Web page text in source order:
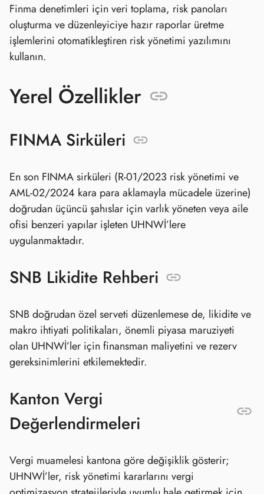
Finma denetimleri için veri toplama, risk panoları
oluşturma ve düzenleyiciye hazır raporlar üretme
işlemlerini otomatikleştiren risk yönetimi yazılımını
kullanın.
Yerel Özellikler
FINMA Sirküleri
En son FINMA sirküleri (R‑01/2023 risk yönetimi ve
AML‑02/2024 kara para aklamayla mücadele üzerine)
doğrudan üçüncü şahıslar için varlık yöneten veya aile
ofisi benzeri yapılar işleten UHNWİ’lere
uygulanmaktadır.
SNB Likidite Rehberi
SNB doğrudan özel serveti düzenlemese de, likidite ve
makro ihtiyati politikaları, önemli piyasa maruziyeti
olan UHNWİ’ler için finansman maliyetini ve rezerv
gereksinimlerini etkilemektedir.
Kanton Vergi
Değerlendirmeleri
Vergi muamelesi kantona göre değişiklik gösterir;
UHNWİ’ler, risk yönetimi kararlarını vergi